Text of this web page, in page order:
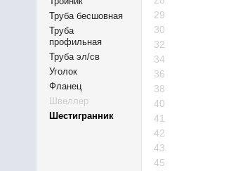
Труба бесшовная
Труба
профильная
Труба эл/св
Уголок
Фланец
Швеллер
Шестигранник
29
30
32
34
36
38
40
41
42
43
45